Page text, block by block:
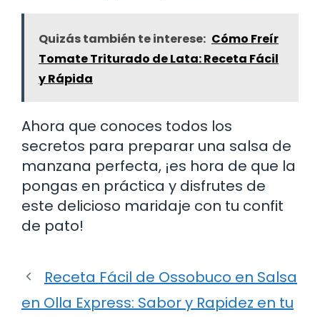
Quizás también te interese: Cómo Freír
Tomate Triturado de Lata: Receta Fácil
y Rápida
Ahora que conoces todos los
secretos para preparar una salsa de
manzana perfecta, ¡es hora de que la
pongas en práctica y disfrutes de
este delicioso maridaje con tu confit
de pato!
Receta Fácil de Ossobuco en Salsa
en Olla Express: Sabor y Rapidez en tu